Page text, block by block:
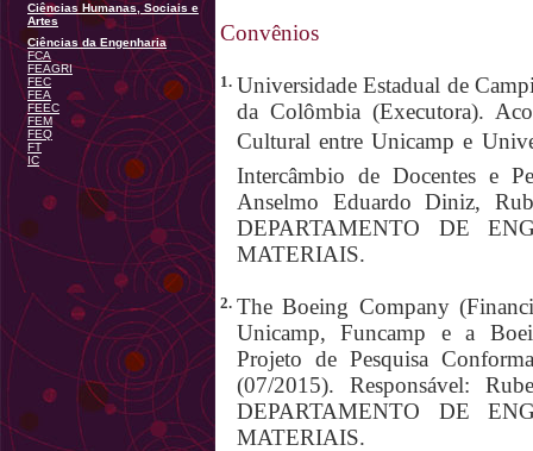
Ciências Humanas, Sociais e
Artes
Ciências da Engenharia
FCA
FEAGRI
FEC
FEA
FEEC
FEM
FEQ
FT
IC
Convênios
1. Universidade Estadual de
da Colômbia (Executora).
Cultural entre Unicamp e
Intercâmbio de Docentes e
Anselmo Eduardo Diniz,
DEPARTAMENTO DE
MATERIAIS.
2. The Boeing Company
Unicamp, Funcamp e a
Projeto de Pesquisa
(07/2015). Responsável:
DEPARTAMENTO DE
MATERIAIS.